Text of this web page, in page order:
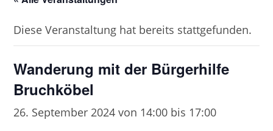
Diese Veranstaltung hat bereits stattgefunden.
Wanderung mit der Bürgerhilfe
Bruchköbel
26. September 2024 von 14:00 bis 17:00